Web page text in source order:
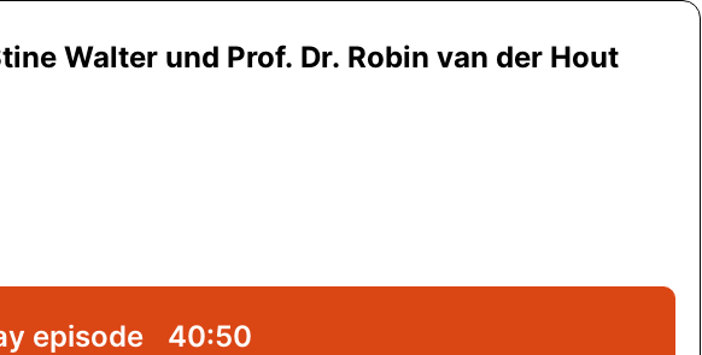
Walter und Prof. Dr. Robin van der Hout
episode 40:50